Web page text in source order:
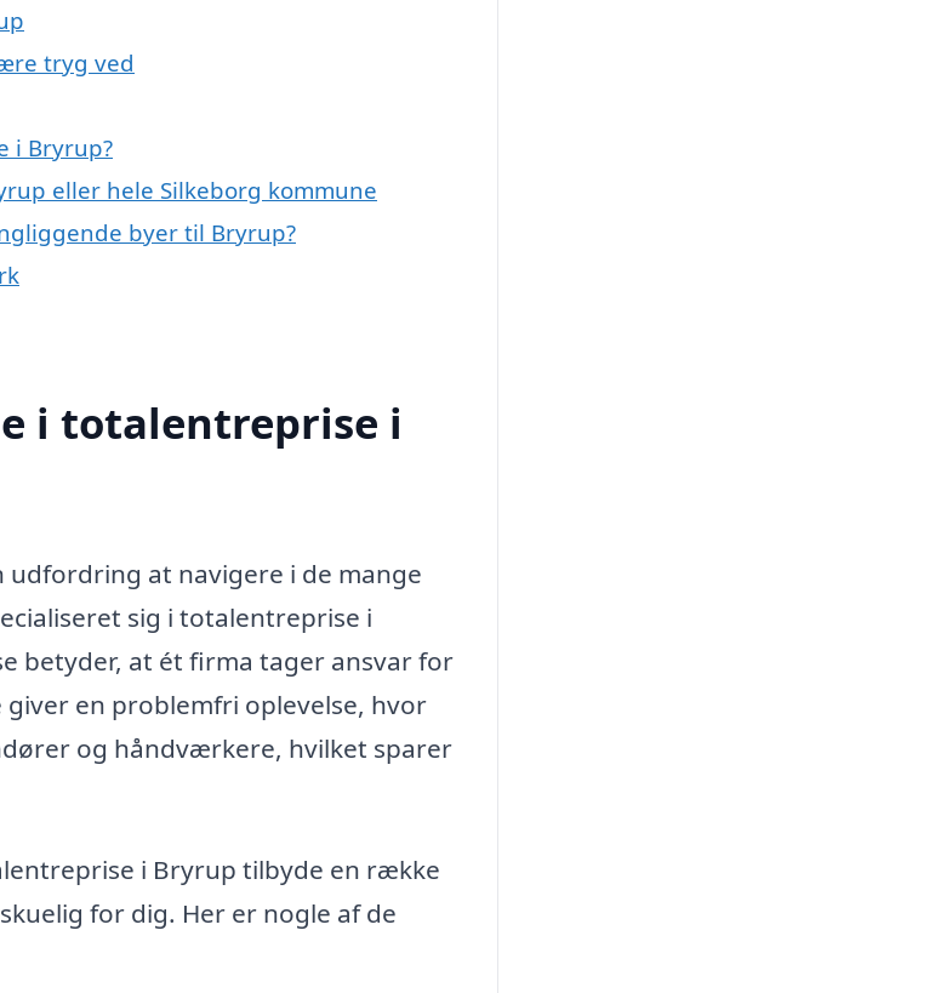
tryg ved
i Bryrup?
eller hele Silkeborg kommune
byer til Bryrup?
i totalentreprise i
at navigere i de mange
sig i totalentreprise i
betyder, at ét firma tager ansvar for
en problemfri oplevelse, hvor
og håndværkere, hvilket sparer
i Bryrup tilbyde en række
for dig. Her er nogle af de